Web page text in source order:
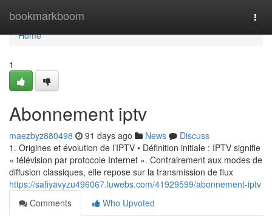
bookmarkboom
Home
Home
1
Abonnement iptv
maezbyz880498 91 days ago News
Discuss
1. Origines et évolution de l’IPTV • Définition initiale : IPTV signifie
« télévision par protocole Internet ». Contrairement aux modes de
diffusion classiques, elle repose sur la transmission de flux
https://safiyavyzu496067.luwebs.com/41929599/abonnement-iptv
Comments
Who Upvoted